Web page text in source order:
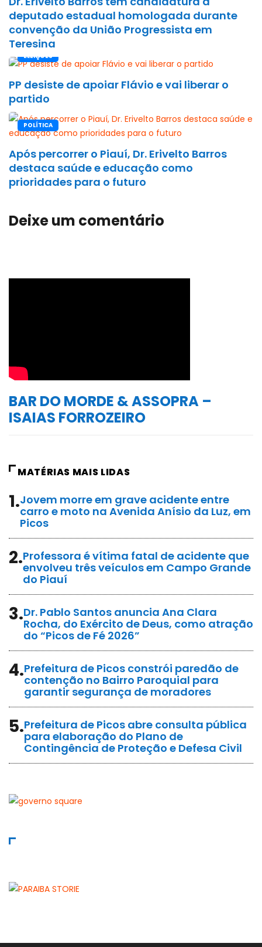
deputado estadual homologada durante
convenção da União Progressista em
Teresina
ELEIÇÕES
PP desiste de apoiar Flávio e vai liberar o
partido
POLÍTICA
Após percorrer o Piauí, Dr. Erivelto Barros
destaca saúde e educação como
prioridades para o futuro
Deixe um comentário
BAR DO MORDE & ASSOPRA –
ISAIAS FORROZEIRO
MATÉRIAS MAIS LIDAS
1.Jovem morre em grave acidente entre
carro e moto na Avenida Anísio da Luz, em
Picos
2.Professora é vítima fatal de acidente que
envolveu três veículos em Campo Grande
do Piauí
3.Dr. Pablo Santos anuncia Ana Clara
Rocha, do Exército de Deus, como atração
do “Picos de Fé 2026”
4.Prefeitura de Picos constrói paredão de
contenção no Bairro Paroquial para
garantir segurança de moradores
5.Prefeitura de Picos abre consulta pública
para elaboração do Plano de
Contingência de Proteção e Defesa Civil